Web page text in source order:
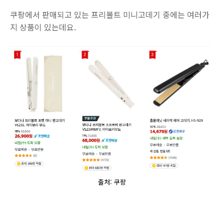
쿠팡에서 판매되고 있는 프리볼트 미니고데기 중에는 여러가
지 상품이 있는데요.
출처: 쿠팡